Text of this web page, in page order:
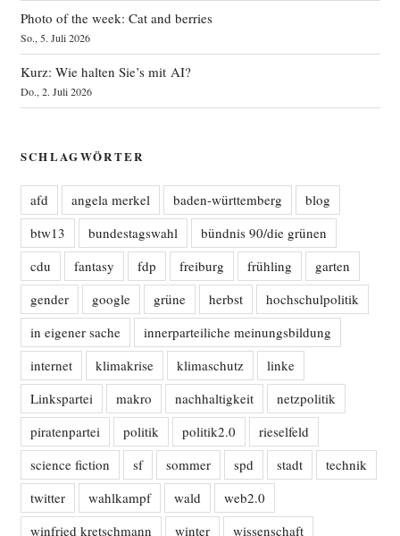
Photo of the week: Cat and berries
So., 5. Juli 2026
Kurz: Wie halten Sie’s mit AI?
Do., 2. Juli 2026
SCHLAGWÖRTER
afd angela merkel baden-württemberg
blog
btw13
bundestagswahl
bündnis 90/die grünen
cdu
fantasy fdp freiburg frühling
garten
gender
google grüne herbst
hochschulpolitik
in eigener sache
innerparteiliche meinungsbildung
internet
klimakrise klimaschutz
linke
Linkspartei
makro nachhaltigkeit
netzpolitik
piratenpartei
politik politik2.0
rieselfeld
science fiction
sf sommer spd stadt
technik
twitter
wahlkampf wald
web2.0
winfried kretschmann
winter wissenschaft